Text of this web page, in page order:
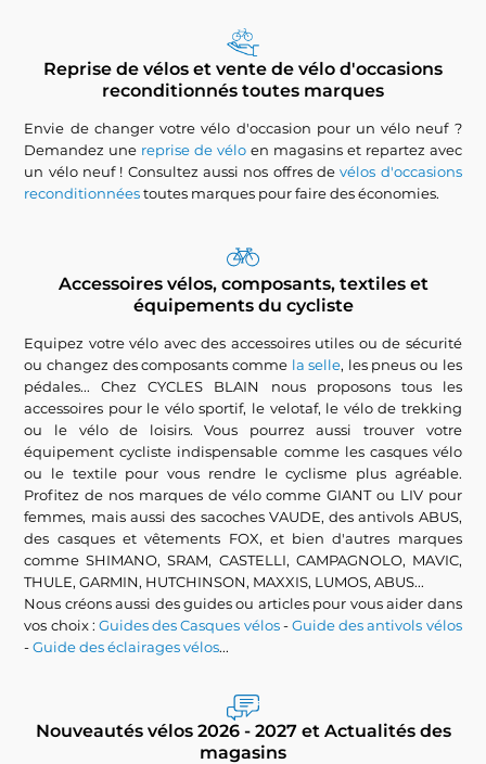
Reprise de vélos et vente de vélo d'occasions
reconditionnés toutes marques
Envie de changer votre vélo d'occasion pour un vélo neuf ?
Demandez une reprise de vélo en magasins et repartez avec
un vélo neuf ! Consultez aussi nos offres devélos d'occasions
reconditionnéestoutes marques pour faire des économies.
Accessoires vélos, composants, textiles et
équipements du cycliste
Equipez votre vélo avec des accessoires utiles ou de sécurité
ou changez des composants comme la selle, les pneus ou les
pédales... Chez CYCLES BLAIN nous proposons tous les
accessoires pour le vélo sportif, le velotaf, le vélo de trekking
ou le vélo de loisirs. Vous pourrez aussi trouver votre
équipement cycliste indispensable comme les casques vélo
ou le textile pour vous rendre le cyclisme plus agréable.
Profitez de nos marques de vélo comme GIANT ou LIV pour
femmes, mais aussi des sacoches VAUDE, des antivols ABUS,
des casques et vêtements FOX, et bien d'autres marques
comme SHIMANO, SRAM, CASTELLI, CAMPAGNOLO, MAVIC,
THULE, GARMIN, HUTCHINSON, MAXXIS, LUMOS, ABUS...
Nous créons aussi des guides ou articles pour vous aider dans
vos choix :Guides des Casques vélos-Guide des antivols vélos
-Guide des éclairages vélos...
Nouveautés vélos 2026 - 2027 et Actualités des
magasins